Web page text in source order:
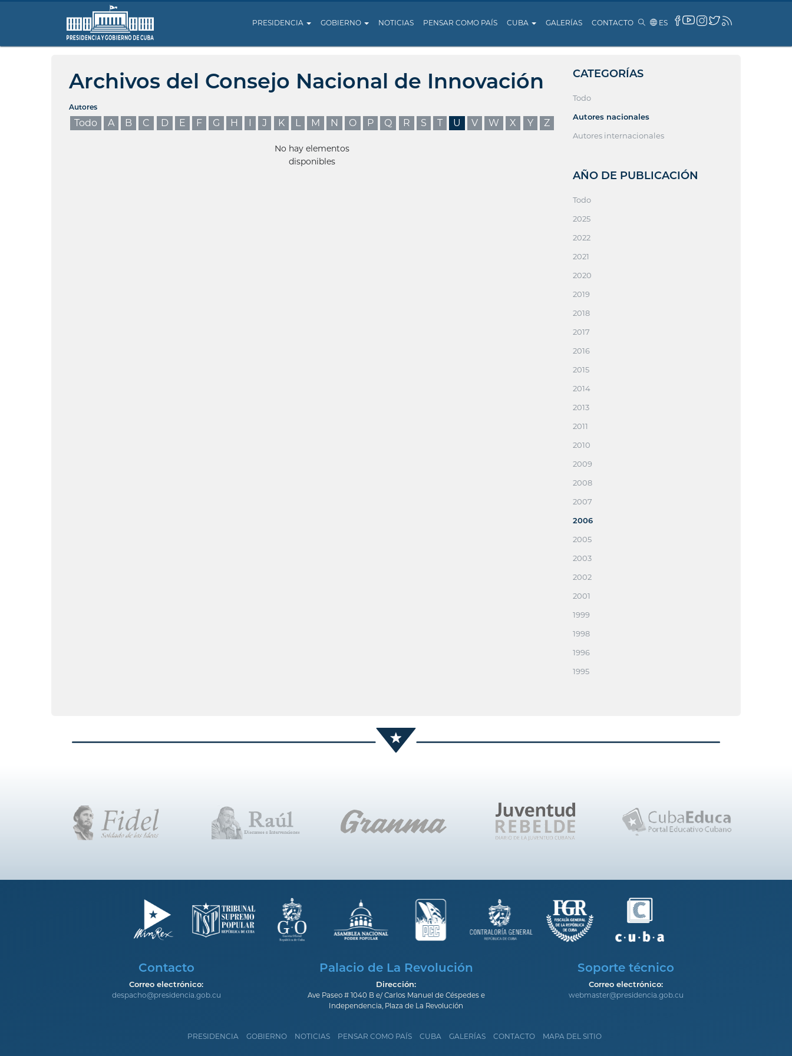
PRESIDENCIA GOBIERNO NOTICIAS PENSAR COMO PAÍS CUBA GALERÍAS CONTACTO ES
Archivos del Consejo Nacional de Innovación
Autores
Todo A B C D E F G H I J K L M N O P Q R S T U V W X Y Z
No hay elementos
disponibles
CATEGORÍAS
Todo
Autores nacionales
Autores internacionales
AÑO DE PUBLICACIÓN
Todo
2025
2022
2021
2020
2019
2018
2017
2016
2015
2014
2013
2011
2010
2009
2008
2007
2006
2005
2003
2002
2001
1999
1998
1996
1995
Contacto
Correo electrónico:
despacho@presidencia.gob.cu
Palacio de La Revolución
Dirección:
Ave Paseo # 1040 B e/ Carlos Manuel de Céspedes e
Independencia, Plaza de La Revolución
Soporte técnico
Correo electrónico:
webmaster@presidencia.gob.cu
PRESIDENCIA GOBIERNO NOTICIAS PENSAR COMO PAÍS CUBA GALERÍAS CONTACTO MAPA DEL SITIO